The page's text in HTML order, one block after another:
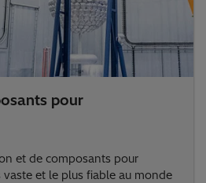
pour
et de composants pour
et le plus fiable au monde